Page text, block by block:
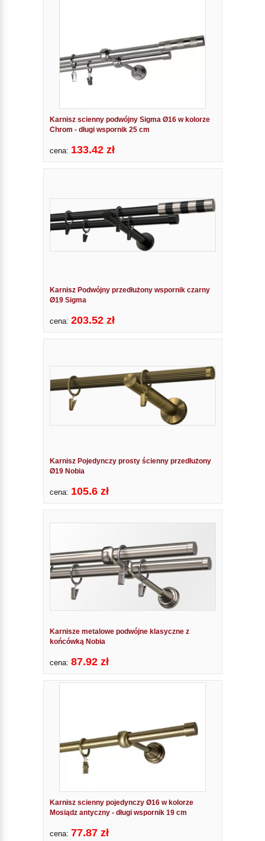
Karnisz scienny podwójny Sigma Ø16 w kolorze
Chrom - długi wspornik 25 cm
cena: 133.42 zł
Karnisz Podwójny przedłużony wspornik czarny
Ø19 Sigma
cena: 203.52 zł
Karnisz Pojedynczy prosty ścienny przedłużony
Ø19 Nobia
cena: 105.6 zł
Karnisze metalowe podwójne klasyczne z
końcówką Nobia
cena: 87.92 zł
Karnisz scienny pojedynczy Ø16 w kolorze
Mosiądz antyczny - długi wspornik 19 cm
cena: 77.87 zł